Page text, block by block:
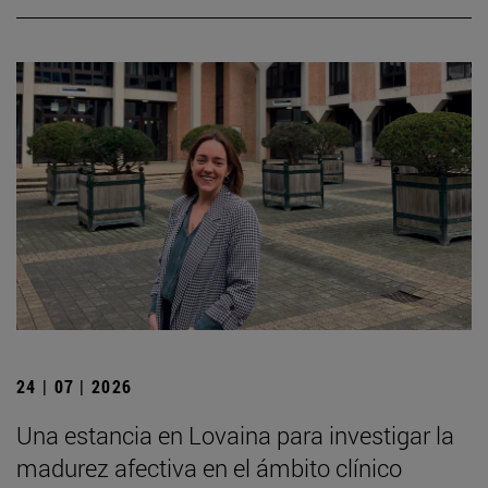
24 | 07 | 2026
Una estancia en Lovaina para investigar la
madurez afectiva en el ámbito clínico